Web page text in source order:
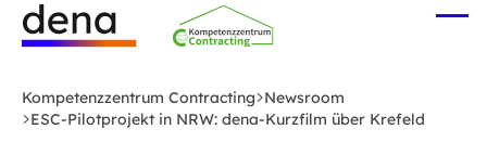
Zum
Hauptinhalt
Deutsche
Energie-
Kompetenzzentrum Contracting Newsroom
ESC-Pilotprojekt in NRW: dena-Kurzfilm über Krefeld